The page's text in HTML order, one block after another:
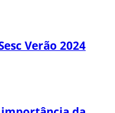
Verão 2024